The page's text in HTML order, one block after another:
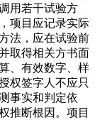
用若干试验方
项目应记录实际
法，应在试验前
取得相关方书面
、有效数字、样
权签字人不应只
事实和判定依
推断根因。项目